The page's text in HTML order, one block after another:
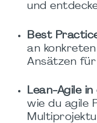
und
Best
an
Ansätzen
Lean-Agile
wie du agile